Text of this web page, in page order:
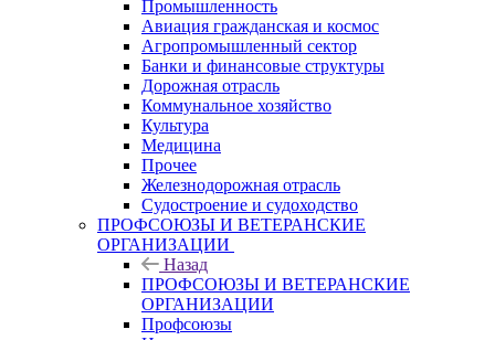
Промышленность
Авиация гражданская и космос
Агропромышленный сектор
Банки и финансовые структуры
Дорожная отрасль
Коммунальное хозяйство
Культура
Медицина
Прочее
Железнодорожная отрасль
Судостроение и судоходство
ПРОФСОЮЗЫ И ВЕТЕРАНСКИЕ
ОРГАНИЗАЦИИ
Назад
ПРОФСОЮЗЫ И ВЕТЕРАНСКИЕ
ОРГАНИЗАЦИИ
Профсоюзы